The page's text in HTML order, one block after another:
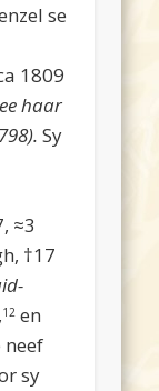
se
1809
haar
Sy
≈3
†17
12 en
neef
sy